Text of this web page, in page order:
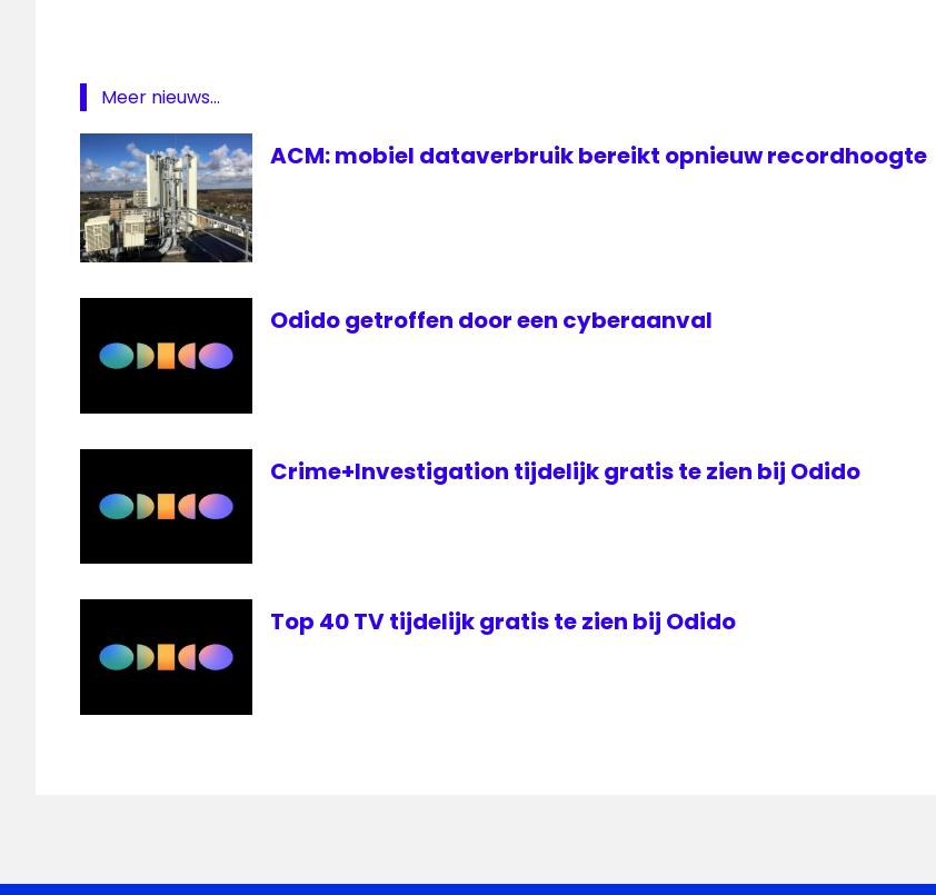
Meer nieuws...
ACM: mobiel dataverbruik bereikt opnieuw recordhoogte
Odido getroffen door een cyberaanval
Crime+Investigation tijdelijk gratis te zien bij Odido
Top 40 TV tijdelijk gratis te zien bij Odido